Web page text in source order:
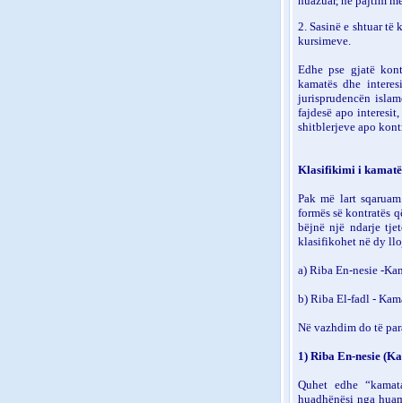
2. Sasinë e shtuar
kursimeve.
Edhe pse gjatë
kamatës dhe
jurisprudencën
fajdesë apo
shitblerjeve apo
Klasifikimi i
Pak më lart
formës së kontratës
bëjnë një ndarje
klasifikohet në dy
a) Riba En-nesie -
b) Riba El-fadl -
Në vazhdim do të
1) Riba En-nesie
Quhet edhe
huadhënësi nga